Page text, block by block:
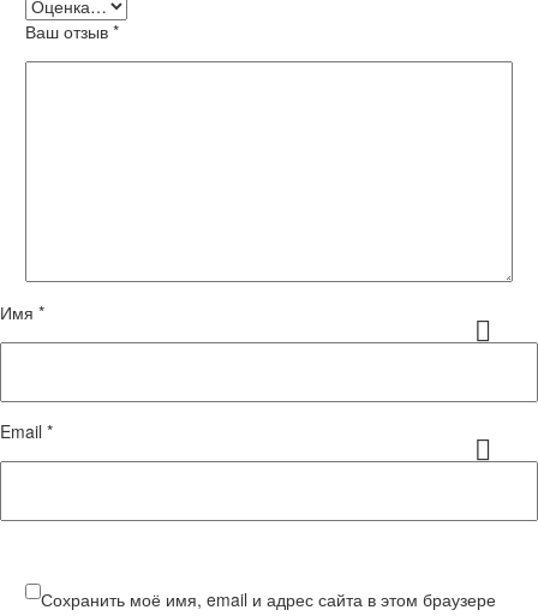
Ваш отзыв *
Имя *
Email *
Сохранить моё имя, email и адрес сайта в этом браузере